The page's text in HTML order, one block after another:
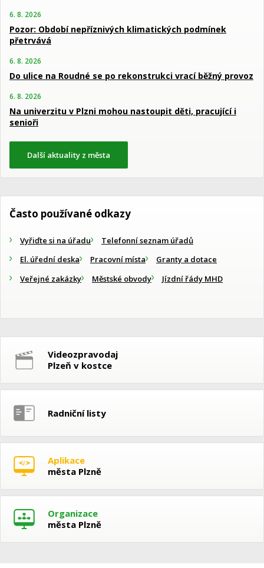
6. 8. 2026
Pozor: Období nepříznivých klimatických podmínek
přetrvává
6. 8. 2026
Do ulice na Roudné se po rekonstrukci vrací běžný provoz
6. 8. 2026
Na univerzitu v Plzni mohou nastoupit děti, pracující i
senioři
Další aktuality z města
Často používané odkazy
Vyřiďte si na úřadu
Telefonní seznam úřadů
El. úřední deska
Pracovní místa
Granty a dotace
Veřejné zakázky
Městské obvody Jízdní řády MHD
Videozpravodaj
Plzeň v kostce
Radniční listy
Aplikace
města Plzně
Organizace
města Plzně